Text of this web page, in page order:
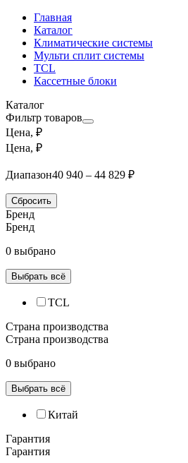
Главная
Каталог
Климатические системы
Мульти сплит системы
TCL
Кассетные блоки
Каталог
Фильтр товаров
Цена, ₽
Цена, ₽
Диапазон40 940 – 44 829 ₽
Сбросить
Бренд
Бренд
0 выбрано
Выбрать всё
TCL
Страна производства
Страна производства
0 выбрано
Выбрать всё
Китай
Гарантия
Гарантия